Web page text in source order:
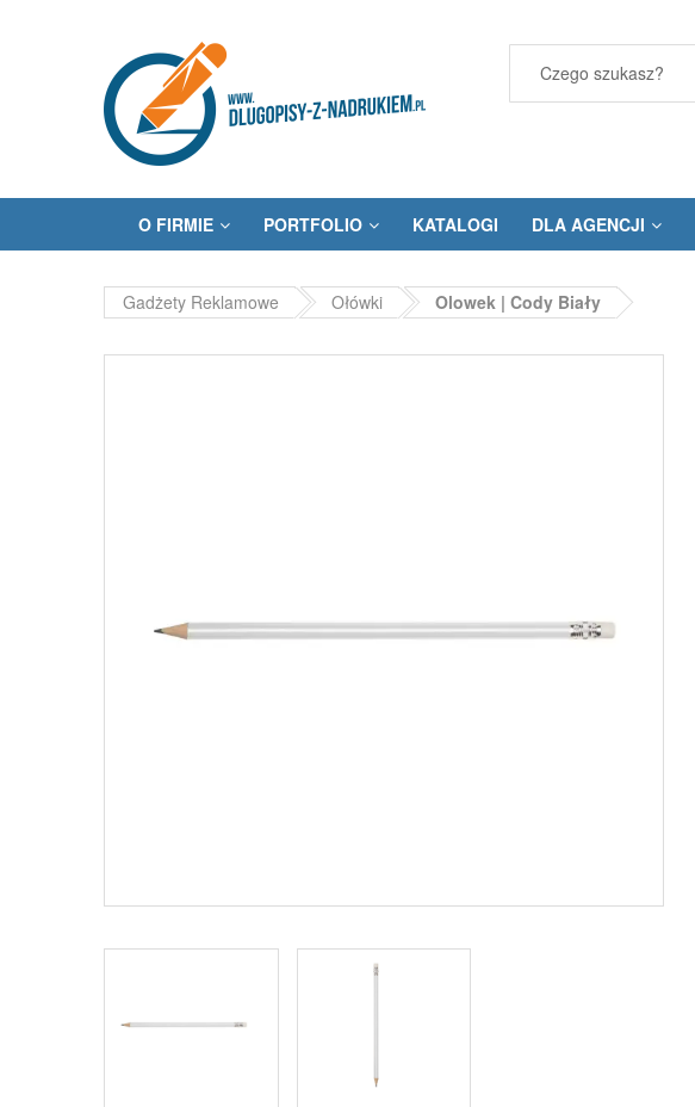
O FIRMIE PORTFOLIO KATALOGI DLA AGENCJI
Gadżety Reklamowe Ołówki Olowek | Cody Biały